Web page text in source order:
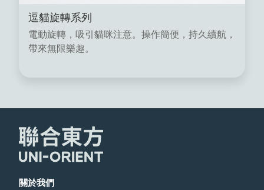
逗貓旋轉系列
電動旋轉，吸引貓咪注意。操作簡便，持久續航，
帶來無限樂趣。
關於我們